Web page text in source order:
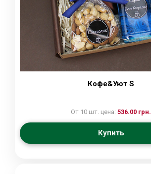
Кофе&Уют S
От 10 шт. цена: 536.00 грн.
Купить